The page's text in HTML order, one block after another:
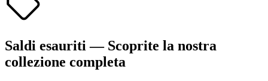
Saldi esauriti — Scoprite la nostra
collezione completa